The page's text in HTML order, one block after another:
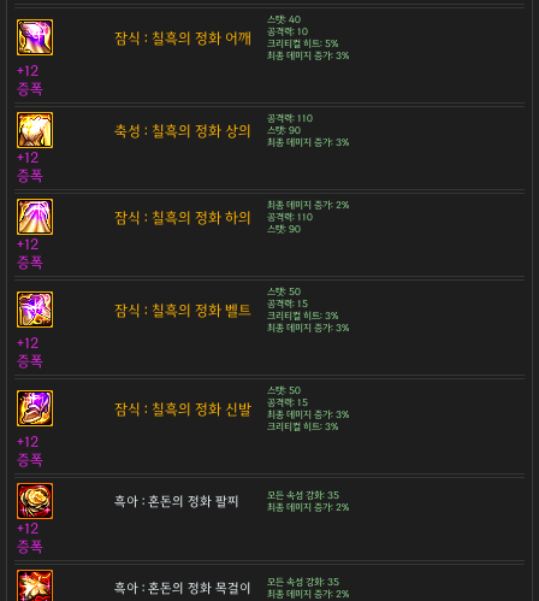
잠식 : 칠흑의 정화 어깨
스탯: 40
공격력: 10
크리티컬 히트: 5%
최종 데미지 증가: 3%
+12
증폭
축성 : 칠흑의 정화 상의
공격력: 110
스탯: 90
최종 데미지 증가: 3%
+12
증폭
잠식 : 칠흑의 정화 하의
최종 데미지 증가: 2%
공격력: 110
스탯: 90
+12
증폭
잠식 : 칠흑의 정화 벨트
스탯: 50
공격력: 15
크리티컬 히트: 3%
최종 데미지 증가: 3%
+12
증폭
잠식 : 칠흑의 정화 신발
스탯: 50
공격력: 15
최종 데미지 증가: 3%
크리티컬 히트: 3%
+12
증폭
흑아 : 혼돈의 정화 팔찌
모든 속성 강화: 35
최종 데미지 증가: 2%
+12
증폭
흑아 : 혼돈의 정화 목걸이
모든 속성 강화: 35
최종 데미지 증가: 2%